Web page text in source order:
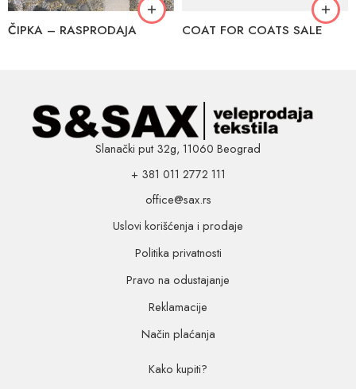
ČIPKA – RASPRODAJA COAT FOR COATS SALE
Slanački put 32g, 11060 Beograd
+ 381 011 2772 111
office@sax.rs
Uslovi korišćenja i prodaje
Politika privatnosti
Pravo na odustajanje
Reklamacije
Način plaćanja
Kako kupiti?